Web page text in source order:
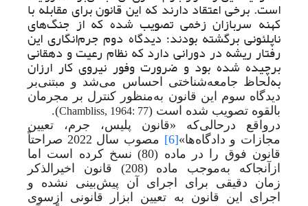
است. برخی اعتقاد دارند که این قانون برای مقابله با
کهنه سربازان زخمی تصویب شده که از جنگ‌های
ناپلئونی برگشته بودند؛ دیدگاه دوم جرم‌انگاری این
رفتار ریشه در دورانی دارد که نظام رعیت و دهقانی
برچیده شده بود و ضرورت وفور نیروی کار ارزان
بهلحاظ جامعه‌شناختی احساس می‌شد و مبتنی‌بر
دیدگاه سوم این قانون بهمنظور کنترل بر مجرمان
بالقوه تصویب شده است (Chambliss, 1964: 77
).
درواقع درحالی‌که «قانون پلیس، جرم، تعیین
مجازات و دادگاه‌ها»[6]
مصوب سال 2022 صراحتاً
قانون فوق را در ماده (80) نسخ کرده است اما
ازآنجاکه به
موجب ماده (208) قانون اخیرالذکر
زمان دقیقی برای اجرای آن پیش‌بینی نشده و
اجرای این قانون به تعیین ابزار قانونی ازسوی